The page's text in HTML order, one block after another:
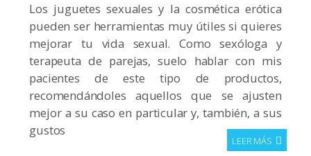
Los juguetes sexuales y la cosmética erótica
pueden ser herramientas muy útiles si quieres
mejorar tu vida sexual. Como sexóloga y
terapeuta de parejas, suelo hablar con mis
pacientes de este tipo de productos,
recomendándoles aquellos que se ajusten
mejor a su caso en particular y, también, a sus
gustos
LEER MÁS